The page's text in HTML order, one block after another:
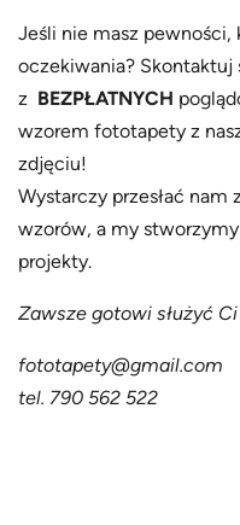
Jeśli nie masz pewności,
oczekiwania? Skontaktuj
z BEZPŁATNYCH
wzorem fototapety z
zdjęciu!
Wystarczy przesłać
wzorów, a my
projekty.
Zawsze gotowi służyć
fototapety@gmail.com
tel. 790 562 522